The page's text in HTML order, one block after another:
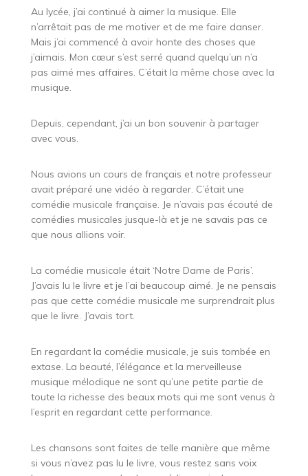
Au lycée, j’ai continué à aimer la musique. Elle
n’arrêtait pas de me motiver et de me faire danser.
Mais j’ai commencé à avoir honte des choses que
j’aimais. Mon cœur s’est serré quand quelqu’un n’a
pas aimé mes affaires. C’était la même chose avec la
musique.
Depuis, cependant, j’ai un bon souvenir à partager
avec vous.
Nous avions un cours de français et notre professeur
avait préparé une vidéo à regarder. C’était une
comédie musicale française. Je n’avais pas écouté de
comédies musicales jusque-là et je ne savais pas ce
que nous allions voir.
La comédie musicale était ‘Notre Dame de Paris’.
J’avais lu le livre et je l’ai beaucoup aimé. Je ne pensais
pas que cette comédie musicale me surprendrait plus
que le livre. J’avais tort.
En regardant la comédie musicale, je suis tombée en
extase. La beauté, l’élégance et la merveilleuse
musique mélodique ne sont qu’une petite partie de
toute la richesse des beaux mots qui me sont venus à
l’esprit en regardant cette performance.
Les chansons sont faites de telle manière que même
si vous n’avez pas lu le livre, vous restez sans voix